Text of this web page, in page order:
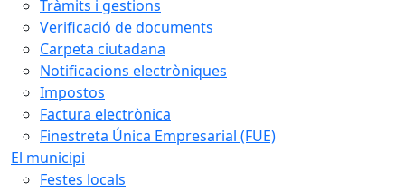
Tràmits i gestions
Verificació de documents
Carpeta ciutadana
Notificacions electròniques
Impostos
Factura electrònica
Finestreta Única Empresarial (FUE)
El municipi
Festes locals